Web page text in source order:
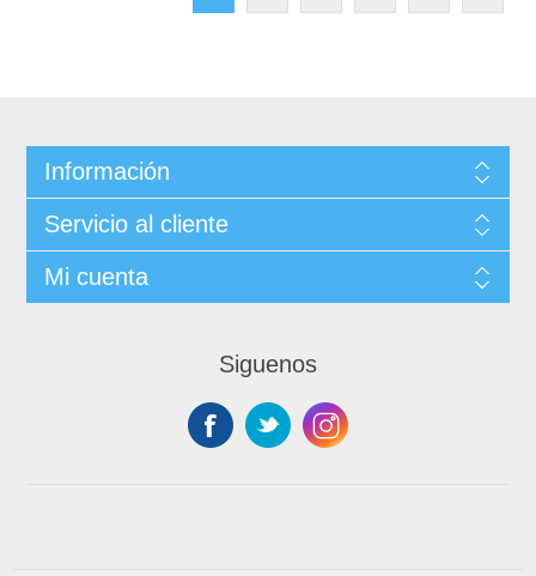
Información
Servicio al cliente
Mi cuenta
Siguenos